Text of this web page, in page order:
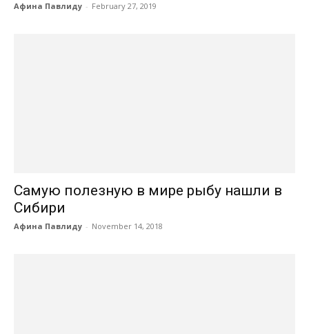
Афина Павлиду - February 27, 2019
Самую полезную в мире рыбу нашли в
Сибири
Афина Павлиду - November 14, 2018